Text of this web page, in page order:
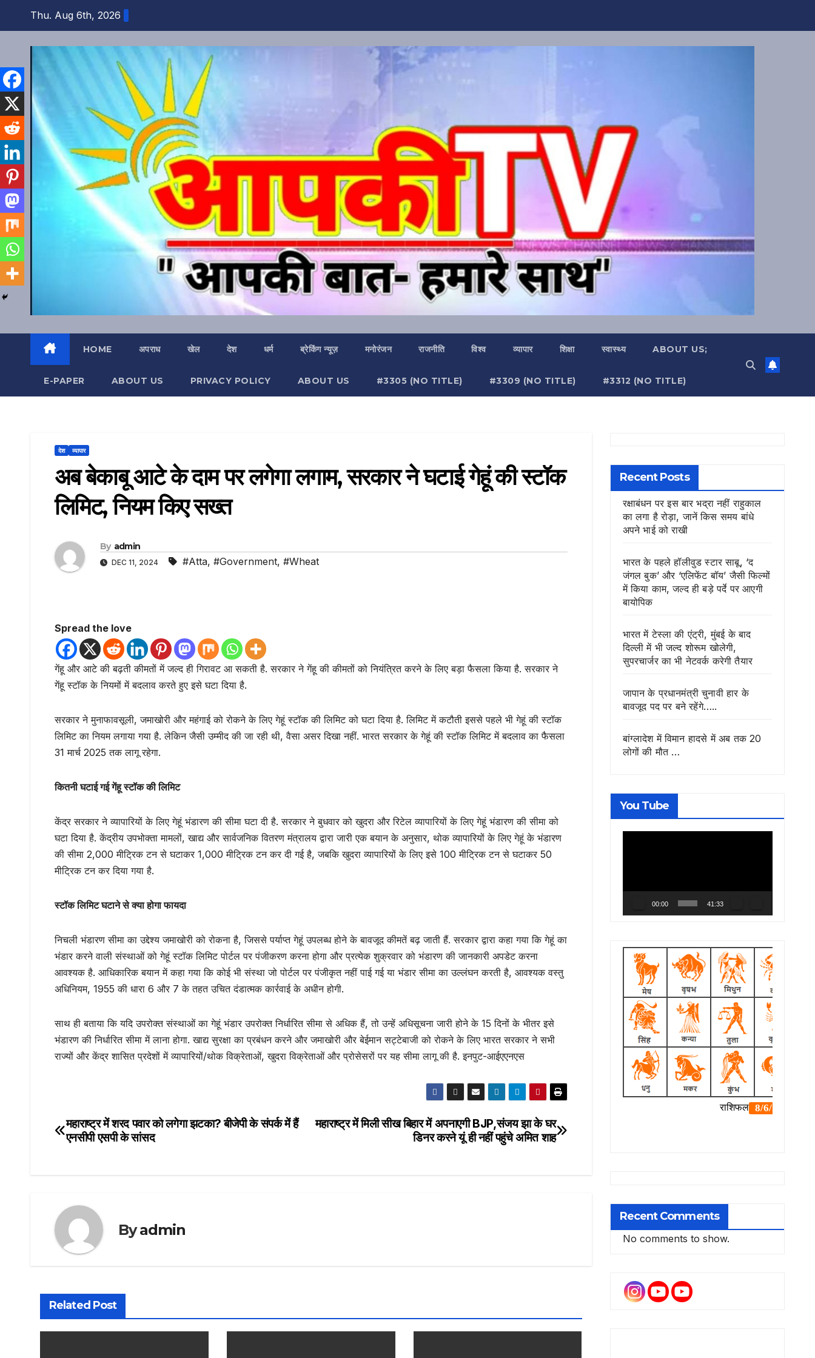
content
Thu. Aug 6th, 2026
HOME अपराध खेल देश धर्म ब्रेकिंग न्यूज़ मनोरंजन राजनीति विश्व व्यापार शिक्षा स्वास्थ्य ABOUT US;
E-PAPER ABOUT US PRIVACY POLICY ABOUT US #3305 (NO TITLE) #3309 (NO TITLE) #3312 (NO TITLE)
देश व्यापार
अब बेकाबू आटे के दाम पर लगेगा लगाम, सरकार ने घटाई गेहूं की स्टॉक
लिमिट, नियम किए सख्त
By admin
DEC 11, 2024 #Atta, #Government, #Wheat
Spread the love
गेंहू और आटे की बढ़ती कीमतों में जल्द ही गिरावट आ सकती है. सरकार ने गेंहू की कीमतों को नियंत्रित करने के लिए बड़ा फैसला किया है. सरकार ने
गेंहू स्टॉक के नियमों में बदलाव करते हुए इसे घटा दिया है.
सरकार ने मुनाफावसूली, जमाखोरी और महंगाई को रोकने के लिए गेहूं स्टॉक की लिमिट को घटा दिया है. लिमिट में कटौती इससे पहले भी गेहूं की स्टॉक
लिमिट का नियम लगाया गया है. लेकिन जैसी उम्मीद की जा रही थी, वैसा असर दिखा नहीं. भारत सरकार के गेहूं की स्टॉक लिमिट में बदलाव का फैसला
31 मार्च 2025 तक लागू रहेगा.
कितनी घटाई गई गेंहू स्टॉक की लिमिट
केंद्र सरकार ने व्यापारियों के लिए गेहूं भंडारण की सीमा घटा दी है. सरकार ने बुधवार को खुदरा और रिटेल व्यापारियों के लिए गेहूं भंडारण की सीमा को
घटा दिया है. केंद्रीय उपभोक्ता मामलों, खाद्य और सार्वजनिक वितरण मंत्रालय द्वारा जारी एक बयान के अनुसार, थोक व्यापारियों के लिए गेहूं के भंडारण
की सीमा 2,000 मीट्रिक टन से घटाकर 1,000 मीट्रिक टन कर दी गई है, जबकि खुदरा व्यापारियों के लिए इसे 100 मीट्रिक टन से घटाकर 50
मीट्रिक टन कर दिया गया है.
स्टॉक लिमिट घटाने से क्या होगा फायदा
निचली भंडारण सीमा का उद्देश्य जमाखोरी को रोकना है, जिससे पर्याप्त गेहूं उपलब्ध होने के बावजूद कीमतें बढ़ जाती हैं. सरकार द्वारा कहा गया कि गेहूं का
भंडार करने वाली संस्थाओं को गेहूं स्टॉक लिमिट पोर्टल पर पंजीकरण करना होगा और प्रत्येक शुक्रवार को भंडारण की जानकारी अपडेट करना
आवश्यक है. आधिकारिक बयान में कहा गया कि कोई भी संस्था जो पोर्टल पर पंजीकृत नहीं पाई गई या भंडार सीमा का उल्लंघन करती है, आवश्यक वस्तु
अधिनियम, 1955 की धारा 6 और 7 के तहत उचित दंडात्मक कार्रवाई के अधीन होगी.
साथ ही बताया कि यदि उपरोक्त संस्थाओं का गेहूं भंडार उपरोक्त निर्धारित सीमा से अधिक हैं, तो उन्हें अधिसूचना जारी होने के 15 दिनों के भीतर इसे
भंडारण की निर्धारित सीमा में लाना होगा. खाद्य सुरक्षा का प्रबंधन करने और जमाखोरी और बेईमान सट्टेबाजी को रोकने के लिए भारत सरकार ने सभी
राज्यों और केंद्र शासित प्रदेशों में व्यापारियों/थोक विक्रेताओं, खुदरा विक्रेताओं और प्रोसेसरों पर यह सीमा लागू की है. इनपुट-आईएएनएस
Post
महाराष्ट्र में मिली सीख बिहार में अपनाएगी BJP,संजय झा के घर
डिनर करने यूं ही नहीं पहुंचे अमित शाह
महाराष्ट्र में शरद पवार को लगेगा झटका? बीजेपी के संपर्क में हैं
एनसीपी एसपी के सांसद
Byadmin
Related Post
Recent Posts
रक्षाबंधन पर इस बार भद्रा नहीं राहुकाल
का लगा है रोड़ा, जानें किस समय बांधे
अपने भाई को राखी
भारत के पहले हॉलीवुड स्टार साबू, ‘द
जंगल बुक’ और ‘एलिफेंट बॉय’ जैसी फिल्मों
में किया काम, जल्द ही बड़े पर्दे पर आएगी
बायोपिक
भारत में टेस्ला की एंट्री, मुंबई के बाद
दिल्ली में भी जल्द शोरूम खोलेगी,
सुपरचार्जर का भी नेटवर्क करेगी तैयार
जापान के प्रधानमंत्री चुनावी हार के
बावजूद पद पर बने रहेंगे…..
बांग्लादेश में विमान हादसे में अब तक 20
लोगों की मौत …
You Tube
00:00 41:33
Recent Comments
No comments to show.